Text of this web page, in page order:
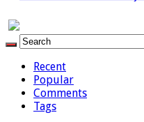
Recent
Popular
Comments
Tags